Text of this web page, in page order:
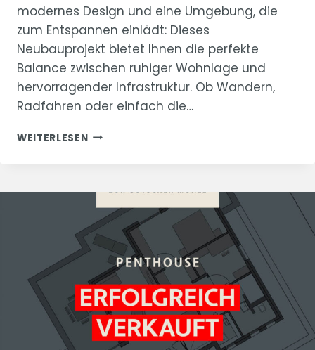
modernes Design und eine Umgebung, die
zum Entspannen einlädt: Dieses
Neubauprojekt bietet Ihnen die perfekte
Balance zwischen ruhiger Wohnlage und
hervorragender Infrastruktur. Ob Wandern,
Radfahren oder einfach die…
WEITERLESENBAUSTELLENUPDATE